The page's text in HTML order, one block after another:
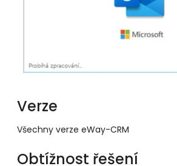
Verze
Všechny verze eWay-CRM
Obtížnost řešení